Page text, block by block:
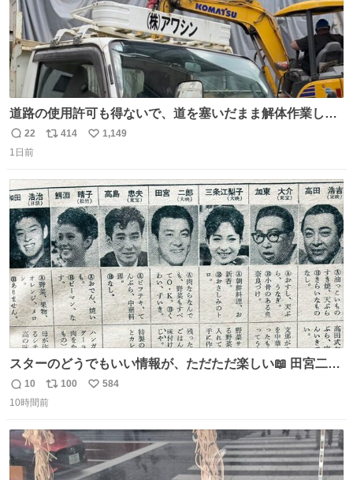
道路の使用許可も得ないで、道を塞いだまま解体作業して
る。 写真を撮ろうとしたら「勝手に写真撮るな馬鹿野郎」
と罵倒されるなど。
返
信
22
リ
ト
数
414
い
数
1,149
1日前
スターのどうでもいい情報が、ただただ楽しい📖 田宮二郎
の「食べものについてのおもしろい話」がほんとにおもし
ろい。 こういう何気ないネタが読めるのも昭和本の醍醐
返
信
10
リ
ポ
ト
数
100
い
数
584
10時間前